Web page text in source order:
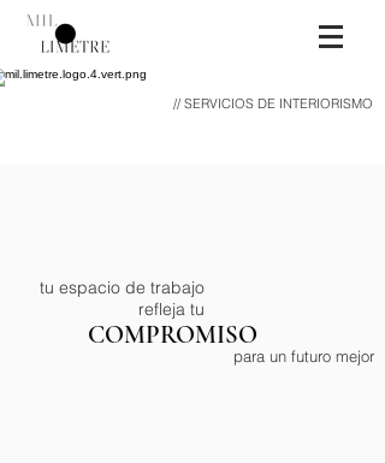
// SERVICIOS DE INTERIORISMO
tu espacio de trabajo
refleja tu
COMPROMISO
para un futuro mejor